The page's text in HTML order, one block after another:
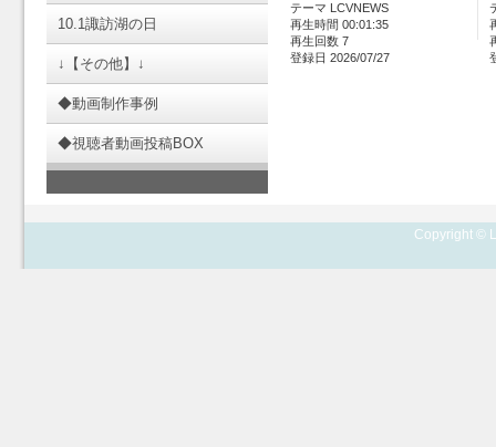
10.1諏訪湖の日
↓【その他】↓
◆動画制作事例
◆視聴者動画投稿BOX
テーマ LCVNEWS
再生時間 00:01:35
再生回数 7
登録日 2026/07/27
Copyright ©